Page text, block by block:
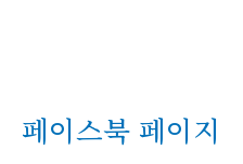
페이스북 페이지